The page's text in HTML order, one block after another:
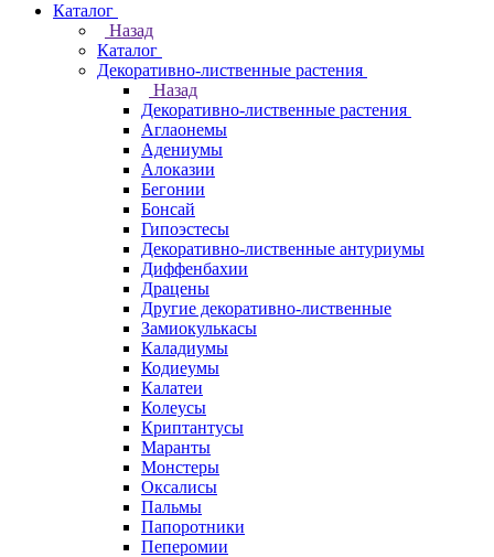
Каталог
Назад
Каталог
Декоративно-лиственные растения
Назад
Декоративно-лиственные растения
Аглаонемы
Адениумы
Алоказии
Бегонии
Бонсай
Гипоэстесы
Декоративно-лиственные антуриумы
Диффенбахии
Драцены
Другие декоративно-лиственные
Замиокулькасы
Каладиумы
Кодиеумы
Калатеи
Колеусы
Криптантусы
Маранты
Монстеры
Оксалисы
Пальмы
Папоротники
Пеперомии